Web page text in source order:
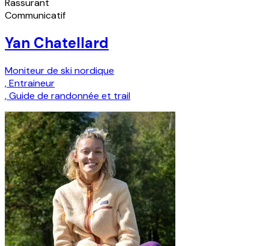
Rassurant
Communicatif
Yan Chatellard
Moniteur de ski nordique
,Entraineur
,Guide de randonnée et trail